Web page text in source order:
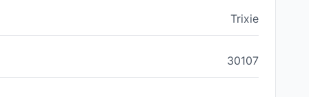
Trixie
30107